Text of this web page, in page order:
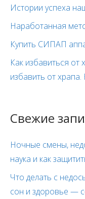
Истории успеха
Наработанная
Купить СИПАП
Как избавиться от
избавить от
Свежие
Ночные смены,
наука и как
Что делать с
сон и здоровье —